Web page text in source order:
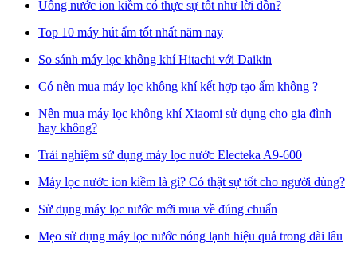
Uống nước ion kiềm có thực sự tốt như lời đồn?
Top 10 máy hút ẩm tốt nhất năm nay
So sánh máy lọc không khí Hitachi với Daikin
Có nên mua máy lọc không khí kết hợp tạo ẩm không ?
Nên mua máy lọc không khí Xiaomi sử dụng cho gia đình
hay không?
Trải nghiệm sử dụng máy lọc nước Electeka A9-600
Máy lọc nước ion kiềm là gì? Có thật sự tốt cho người dùng?
Sử dụng máy lọc nước mới mua về đúng chuẩn
Mẹo sử dụng máy lọc nước nóng lạnh hiệu quả trong dài lâu